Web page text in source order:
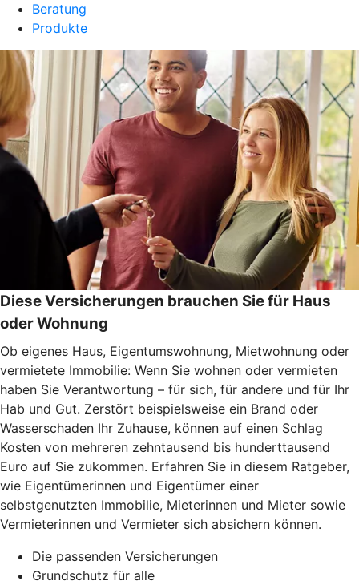
Beratung
Produkte
Diese Versicherungen brauchen Sie für Haus
oder Wohnung
Ob eigenes Haus, Eigentumswohnung, Mietwohnung oder
vermietete Immobilie: Wenn Sie wohnen oder vermieten
haben Sie Verantwortung – für sich, für andere und für Ihr
Hab und Gut. Zerstört beispielsweise ein Brand oder
Wasserschaden Ihr Zuhause, können auf einen Schlag
Kosten von mehreren zehntausend bis hunderttausend
Euro auf Sie zukommen. Erfahren Sie in diesem Ratgeber,
wie Eigentümerinnen und Eigentümer einer
selbstgenutzten Immobilie, Mieterinnen und Mieter sowie
Vermieterinnen und Vermieter sich absichern können.
Die passenden Versicherungen
Grundschutz für alle